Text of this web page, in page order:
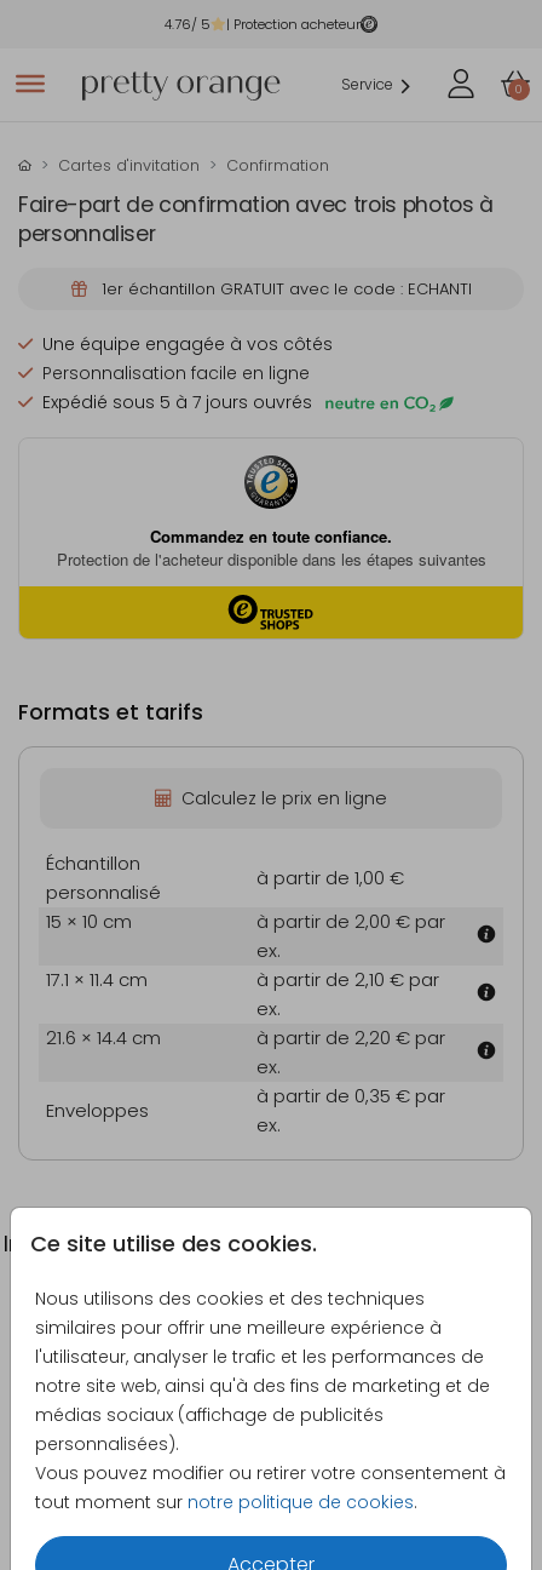
4.76/ 5 | Protection acheteur
Service 0
Ce site utilise des cookies.
Nous utilisons des cookies et des techniques
similaires pour offrir une meilleure expérience à
l'utilisateur, analyser le trafic et les performances de
notre site web, ainsi qu'à des fins de marketing et de
médias sociaux (affichage de publicités
personnalisées).
Vous pouvez modifier ou retirer votre consentement à
tout moment sur notre politique de cookies.
Accepter
Cartes d'invitation Confirmation
Faire-part de confirmation avec trois photos à
personnaliser
1er échantillon GRATUIT avec le code : ECHANTI
Une équipe engagée à vos côtés
Personnalisation facile en ligne
Expédié sous 5 à 7 jours ouvrés
Formats et tarifs
Calculez le prix en ligne
Échantillon
personnalisé
à partir de 1,00 €
15 × 10 cm
à partir de 2,00 € par
ex.
17.1 × 11.4 cm
à partir de 2,10 € par
ex.
21.6 × 14.4 cm
à partir de 2,20 € par
ex.
Enveloppes
à partir de 0,35 € par
ex.
Informations du produit
Description
Faire-part de confirmation avec trois photos à
personnaliser.
Créateur
Pretty Orange
Catégorie
Confirmation